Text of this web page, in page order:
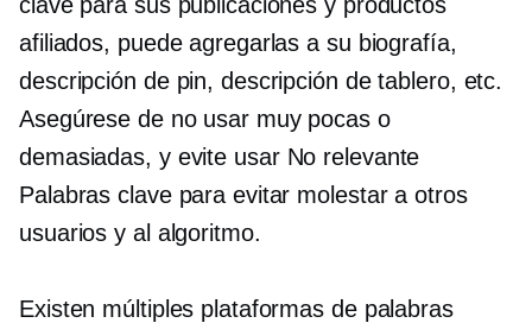
afiliados, puede agregarlas a su biografía,
descripción de pin, descripción de tablero, etc.
Asegúrese de no usar muy pocas o
demasiadas, y evite usar No relevante
Palabras clave para evitar molestar a otros
usuarios y al algoritmo.
Existen múltiples plataformas de palabras